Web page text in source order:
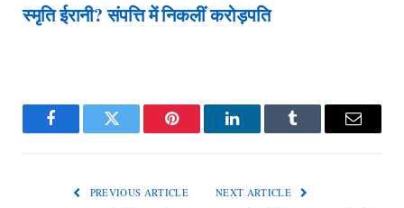
स्मृति ईरानी? संपत्ति में निकलीं करोड़पति
FacebookTwitter Pinterest LinkedInTumblr Email
PREVIOUS ARTICLE NEXT ARTICLE